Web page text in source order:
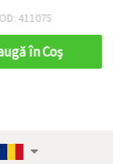
411075
în Coş